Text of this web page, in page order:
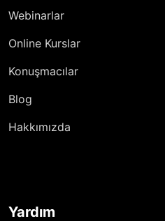
Webinarlar
Online Kurslar
Konuşmacılar
Blog
Hakkımızda
Yardım